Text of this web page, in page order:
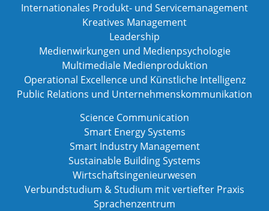
Internationales Produkt- und Servicemanagement
Kreatives Management
Leadership
Medienwirkungen und Medienpsychologie
Multimediale Medienproduktion
Operational Excellence und Künstliche Intelligenz
Public Relations und Unternehmenskommunikation
Science Communication
Smart Energy Systems
Smart Industry Management
Sustainable Building Systems
Wirtschaftsingenieurwesen
Verbundstudium & Studium mit vertiefter Praxis
Sprachenzentrum